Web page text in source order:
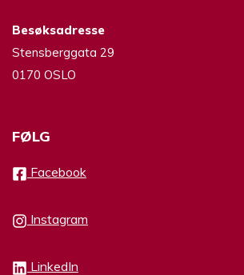
Besøksadresse
Stensberggata 29
0170 OSLO
FØLG
Facebook
Instagram
LinkedIn